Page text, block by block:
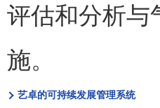
评估和分析与
施。
艺卓的可持续发展管理系统